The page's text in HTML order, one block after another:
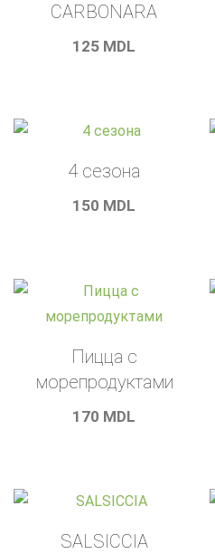
CARBONARA
125 MDL
4 сезона
150 MDL
Пицца с
морепродуктами
170 MDL
SALSICCIA